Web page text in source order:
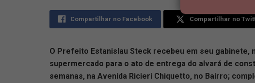
Compartilhar no Facebook Compartilhar no
O Prefeito Estanislau Steck recebeu em seu gabinete,
supermercado para o ato de entrega do alvará de
semanas, na Avenida Ricieri Chiquetto, no Bairro;